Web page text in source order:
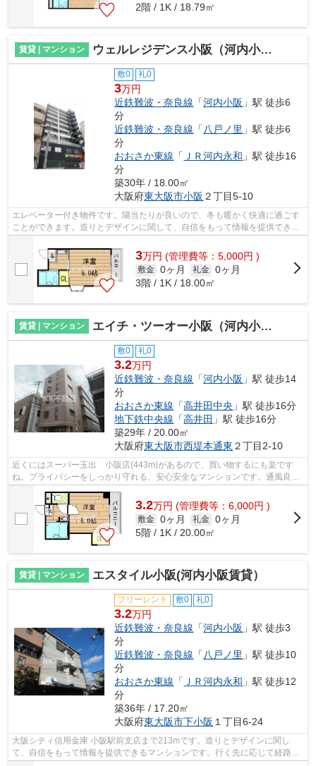
2階 / 1K / 18.79㎡
賃貸 | マンション ウェルレジデンス小阪（河内小阪賃貸）
敷0 礼0
3万円
近鉄難波・奈良線 「河内小阪 」駅 徒歩6
分
近鉄難波・奈良線 「 八戸ノ里 」駅 徒歩6
分
おおさか東線 「 ＪＲ河内永和 」駅 徒歩16
分
築30年 / 18.00㎡
大阪府東大阪市小阪 ２丁目5-10
エレベーター付き物件です。陽当たりが良いので、冬も暖かく快適に過ごす
ことができます。造りとデザインに関して、自信をもって情報を提供できる
マンションです。地上10階建てのイチ...
3万円 (管理費等：5,000円 )
敷金 0ヶ月 礼金 0ヶ月
3階 / 1K / 18.00㎡
賃貸 | マンション エイチ・ツーオー小阪（河内小阪賃貸）
敷0 礼0
3.2万円
近鉄難波・奈良線 「河内小阪 」駅 徒歩14
分
おおさか東線 「高井田中央 」駅 徒歩16分
地下鉄中央線 「高井田 」駅 徒歩16分
築29年 / 20.00㎡
大阪府東大阪市西堤本通東 ２丁目2-10
近くにはスーパー玉出 小阪店(443m)があるので、買い物するにも楽です
ね。プライバシーをしっかり守れる、安心安全なマンションです。通風良好
の涼しく気持ちの良い空間をご提供いた...
3.2万円 (管理費等：6,000円 )
敷金 0ヶ月 礼金 0ヶ月
5階 / 1K / 20.00㎡
賃貸 | マンション エスタイル小阪(河内小阪賃貸）
フリーレント 敷0 礼0
3.2万円
近鉄難波・奈良線 「河内小阪 」駅 徒歩3
分
近鉄難波・奈良線 「八戸ノ里 」駅 徒歩10
分
おおさか東線 「 ＪＲ河内永和 」駅 徒歩12
分
築36年 / 17.20㎡
大阪府東大阪市下小阪 １丁目6-24
大阪シティ信用金庫 小阪駅前支店まで213mです。造りとデザインに関し
て、自信をもって情報を提供できるマンションです。行く先に応じて経路を